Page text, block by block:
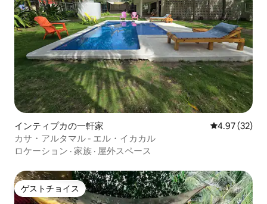
インティプカの一軒家 レビュー32
4.97 (32)
カサ・アルタマル - エル・イカカル
ロケーション · 家族 · 屋外スペース
ゲストチョイス
ゲストチョイス